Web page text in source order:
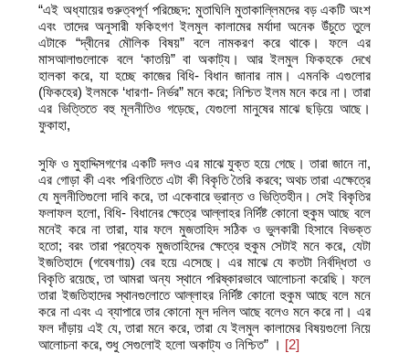
“এই অধ্যায়ের গুরুত্বপূর্ণ পরিচ্ছেদ: মুতাঘিলি মুতাকাল্লিমদের বড় একটি অংশ
এবং তাদের অনুসারী ফকিহগণ ইলমুল কালামের মর্যাদা অনেক উঁচুতে তুলে
এটাকে “দ্বীনের মৌলিক বিষয়” বলে নামকরণ করে থাকে। ফলে এর
মাসআলাগুলোকে বলে ‘কাতয়ি” বা অকাট্য। আর ইলমুল ফিকহকে দেখে
হালকা করে, যা হচ্ছে কাজের বিধি- বিধান জানার নাম। এমনকি এগুলোর
(ফিকহের) ইলমকে ‘ধারণা- নির্ভর” মনে করে; নিশ্চিত ইলম মনে করে না। তারা
এর ভিত্তিতে বহু মূলনীতিও গড়েছে, যেগুলো মানুষের মাঝে ছড়িয়ে আছে।
ফুকাহা,
সুফি ও মুহাদ্দিসগণের একটি দলও এর মাঝে যুক্ত হয়ে গেছে। তারা জানে না,
এর গোড়া কী এবং পরিণতিতে এটা কী বিকৃতি তৈরি করবে; অথচ তারা এক্ষেত্রে
যে মুলনীতিগুলো দাবি করে, তা একেবারে ভ্রান্ত ও ভিত্তিহীন। সেই বিকৃতির
ফলাফল হলো, বিধি- বিধানের ক্ষেত্রে আল্লাহর নির্দিষ্ট কোনো হুকুম আছে বলে
মনেই করে না তারা, যার ফলে মুজতাহিদ সঠিক ও ভুলকারী হিসাবে বিভক্ত
হতো; বরং তারা প্রত্যেক মুজতাহিদের ক্ষেত্রে হুকুম সেটাই মনে করে, যেটা
ইজতিহাদে (গবেষণায়) বের হয়ে এসেছে। এর মাঝে যে কতটা নির্বদ্ধিতা ও
বিকৃতি রয়েছে, তা আমরা অন্য স্থানে পরিষ্কারভাবে আলোচনা করেছি। ফলে
তারা ইজতিহাদের স্থানগুলোতে আল্লাহর নির্দিষ্ট কোনো হুকুম আছে বলে মনে
করে না এবং এ ব্যাপারে তার কোনো মূল দলিল আছে বলেও মনে করে না। এর
ফল দাঁড়ায় এই যে, তারা মনে করে, তারা যে ইলমুল কালামের বিষয়গুলো নিয়ে
আলোচনা করে, শুধু সেগুলোই হলো অকাট্য ও নিশ্চিত” । [2]